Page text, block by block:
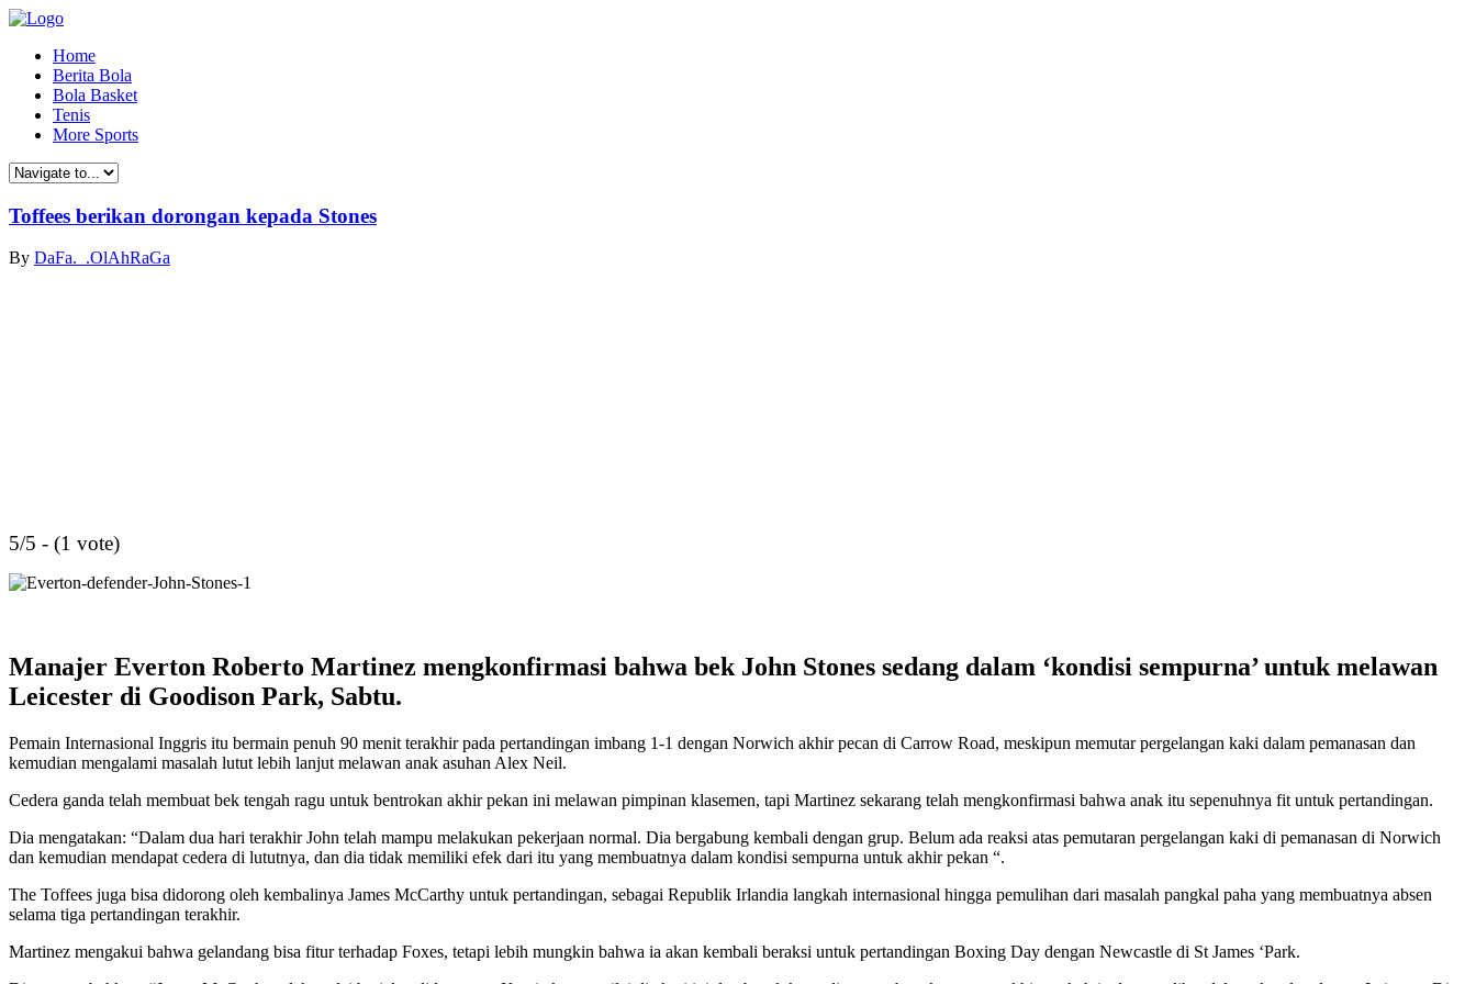
Home
Berita Bola
Bola Basket
Tenis
More Sports
Toffees berikan dorongan kepada Stones
By DaFa._.OlAhRaGa
5/5 - (1 vote)
Manajer Everton Roberto Martinez mengkonfirmasi bahwa bek John Stones sedang dalam ‘kondisi sempurna’ untuk melawan
Leicester di Goodison Park, Sabtu.
Pemain Internasional Inggris itu bermain penuh 90 menit terakhir pada pertandingan imbang 1-1 dengan Norwich akhir pecan di Carrow Road, meskipun memutar pergelangan kaki dalam pemanasan dan
kemudian mengalami masalah lutut lebih lanjut melawan anak asuhan Alex Neil.
Cedera ganda telah membuat bek tengah ragu untuk bentrokan akhir pekan ini melawan pimpinan klasemen, tapi Martinez sekarang telah mengkonfirmasi bahwa anak itu sepenuhnya fit untuk pertandingan.
Dia mengatakan: “Dalam dua hari terakhir John telah mampu melakukan pekerjaan normal. Dia bergabung kembali dengan grup. Belum ada reaksi atas pemutaran pergelangan kaki di pemanasan di Norwich
dan kemudian mendapat cedera di lututnya, dan dia tidak memiliki efek dari itu yang membuatnya dalam kondisi sempurna untuk akhir pekan “.
The Toffees juga bisa didorong oleh kembalinya James McCarthy untuk pertandingan, sebagai Republik Irlandia langkah internasional hingga pemulihan dari masalah pangkal paha yang membuatnya absen
selama tiga pertandingan terakhir.
Martinez mengakui bahwa gelandang bisa fitur terhadap Foxes, tetapi lebih mungkin bahwa ia akan kembali beraksi untuk pertandingan Boxing Day dengan Newcastle di St James ‘Park.